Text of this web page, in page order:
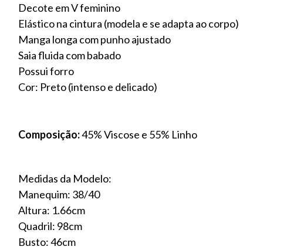
Decote em V feminino
Elástico na cintura (modela e se adapta ao corpo)
Manga longa com punho ajustado
Saia fluida com babado
Possui forro
Cor: Preto (intenso e delicado)
Composição:45% Viscose e 55% Linho
Medidas da Modelo:
Manequim: 38/40
Altura: 1.66cm
Quadril: 98cm
Busto: 46cm